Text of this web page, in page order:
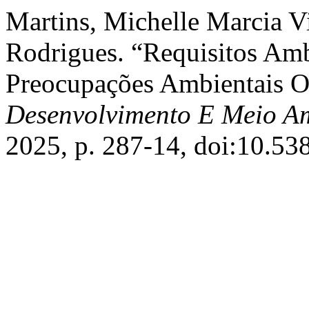
Martins, Michelle Marcia
Rodrigues. “Requisitos
Preocupações Ambientais
Desenvolvimento E Meio
2025, p. 287-14,